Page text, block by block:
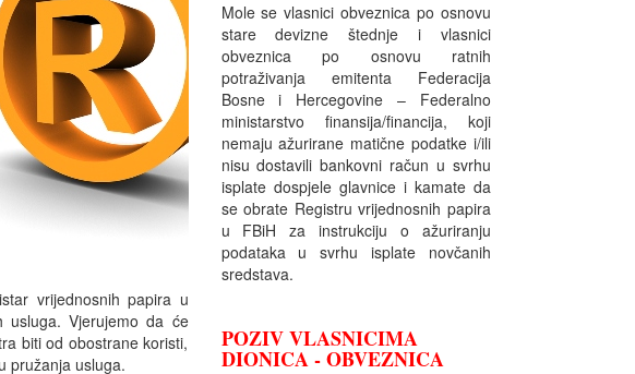
vrijednosnih papira u
usluga. Vjerujemo da će
biti od obostrane koristi,
pružanja usluga.
Mole se vlasnici obveznica po osnovu
stare devizne štednje i vlasnici
obveznica po osnovu ratnih
potraživanja emitenta Federacija
Bosne i Hercegovine – Federalno
ministarstvo finansija/financija, koji
nemaju ažurirane matične podatke i/ili
nisu dostavili bankovni račun u svrhu
isplate dospjele glavnice i kamate da
se obrate Registru vrijednosnih papira
u FBiH za instrukciju o ažuriranju
podataka u svrhu isplate novčanih
sredstava.
POZIV VLASNICIMA
DIONICA - OBVEZNICA